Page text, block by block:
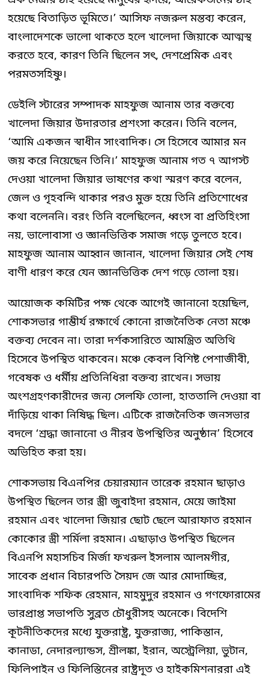
হয়েছে বিতাড়িত ভূমিতে।’ আসিফ নজরুল মন্তব্য করেন,
বাংলাদেশকে ভালো থাকতে হলে খালেদা জিয়াকে আত্মস্থ
করতে হবে, কারণ তিনি ছিলেন সৎ, দেশপ্রেমিক এবং
পরমতসহিষ্ণু।
ডেইলি স্টারের সম্পাদক মাহফুজ আনাম তার বক্তব্যে
খালেদা জিয়ার উদারতার প্রশংসা করেন। তিনি বলেন,
‘আমি একজন স্বাধীন সাংবাদিক। সে হিসেবে আমার মন
জয় করে নিয়েছেন তিনি।’ মাহফুজ আনাম গত ৭ আগস্ট
দেওয়া খালেদা জিয়ার ভাষণের কথা স্মরণ করে বলেন,
জেল ও গৃহবন্দি থাকার পরও মুক্ত হয়ে তিনি প্রতিশোধের
কথা বলেননি। বরং তিনি বলেছিলেন, ধ্বংস বা প্রতিহিংসা
নয়, ভালোবাসা ও জ্ঞানভিত্তিক সমাজ গড়ে তুলতে হবে।
মাহফুজ আনাম আহ্বান জানান, খালেদা জিয়ার সেই শেষ
বাণী ধারণ করে যেন জ্ঞানভিত্তিক দেশ গড়ে তোলা হয়।
আয়োজক কমিটির পক্ষ থেকে আগেই জানানো হয়েছিল,
শোকসভার গাম্ভীর্য রক্ষার্থে কোনো রাজনৈতিক নেতা মঞ্চে
বক্তব্য দেবেন না। তারা দর্শকসারিতে আমন্ত্রিত অতিথি
হিসেবে উপস্থিত থাকবেন। মঞ্চে কেবল বিশিষ্ট পেশাজীবী,
গবেষক ও ধর্মীয় প্রতিনিধিরা বক্তব্য রাখেন। সভায়
অংশগ্রহণকারীদের জন্য সেলফি তোলা, হাততালি দেওয়া বা
দাঁড়িয়ে থাকা নিষিদ্ধ ছিল। এটিকে রাজনৈতিক জনসভার
বদলে ‘শ্রদ্ধা জানানো ও নীরব উপস্থিতির অনুষ্ঠান’ হিসেবে
অভিহিত করা হয়।
শোকসভায় বিএনপির চেয়ারম্যান তারেক রহমান ছাড়াও
উপস্থিত ছিলেন তার স্ত্রী জুবাইদা রহমান, মেয়ে জাইমা
রহমান এবং খালেদা জিয়ার ছোট ছেলে আরাফাত রহমান
কোকোর স্ত্রী শর্মিলা রহমান। এছাড়াও উপস্থিত ছিলেন
বিএনপি মহাসচিব মির্জা ফখরুল ইসলাম আলমগীর,
সাবেক প্রধান বিচারপতি সৈয়দ জে আর মোদাচ্ছির,
সাংবাদিক শফিক রেহমান, মাহমুদুর রহমান ও গণফোরামের
ভারপ্রাপ্ত সভাপতি সুব্রত চৌধুরীসহ অনেকে। বিদেশি
কূটনীতিকদের মধ্যে যুক্তরাষ্ট্র, যুক্তরাজ্য, পাকিস্তান,
কানাডা, নেদারল্যান্ডস, শ্রীলঙ্কা, ইরান, অস্ট্রেলিয়া, ভুটান,
ফিলিপাইন ও ফিলিস্তিনের রাষ্ট্রদূত ও হাইকমিশনাররা এই